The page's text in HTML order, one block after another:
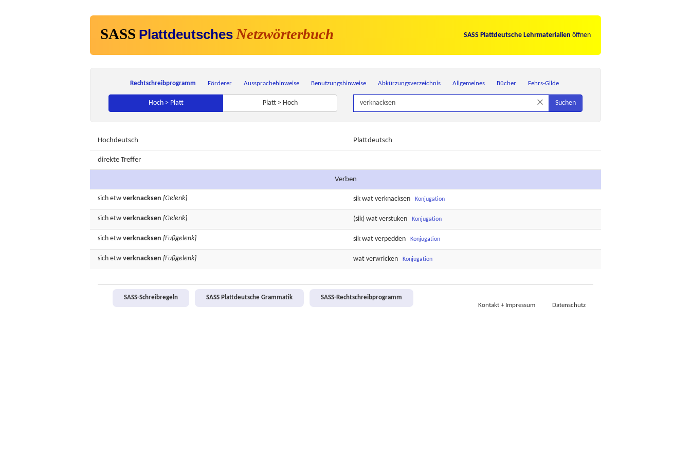
SASS Plattdeutsches Netzwörterbuch SASS Plattdeutsche Lehrmaterialien öffnen
Rechtschreibprogramm Förderer Aussprachehinweise Benutzungshinweise Abkürzungsverzeichnis Allgemeines Bücher Fehrs-Gilde
Hoch > Platt Platt > Hoch × Suchen
Hochdeutsch Plattdeutsch
direkte Treffer
Verben
sich etw verknacksen [Gelenk] sik wat verknacksen Konjugation
sich etw verknacksen [Gelenk] (sik) wat verstuken Konjugation
sich etw verknacksen [Fußgelenk] sik wat verpedden Konjugation
sich etw verknacksen [Fußgelenk] wat verwricken Konjugation
SASS-Schreibregeln SASS Plattdeutsche Grammatik
SASS-Rechtschreibprogramm
Kontakt + Impressum
Datenschutz